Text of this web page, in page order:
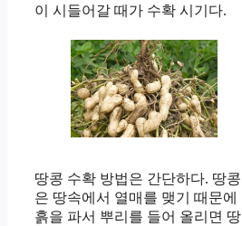
이 시들어갈 때가 수확 시기다.
땅콩 수확 방법은 간단하다. 땅콩
은 땅속에서 열매를 맺기 때문에
흙을 파서 뿌리를 들어 올리면 땅